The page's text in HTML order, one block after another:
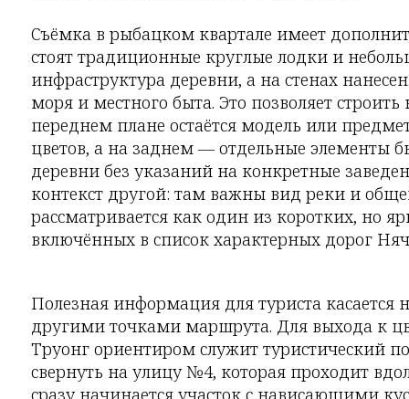
Съёмка в рыбацком квартале имеет
стоят традиционные круглые лодки и
инфраструктура деревни, а на стенах
моря и местного быта. Это позволяет строить
переднем плане остаётся модель или
цветов, а на заднем — отдельные элементы
деревни без указаний на конкретные
контекст другой: там важны вид реки и
рассматривается как один из коротких, но
включённых в список характерных дорог
Полезная информация для туриста касается
другими точками маршрута. Для выхода к
Труонг ориентиром служит туристический
свернуть на улицу №4, которая проходит
сразу начинается участок с нависающими